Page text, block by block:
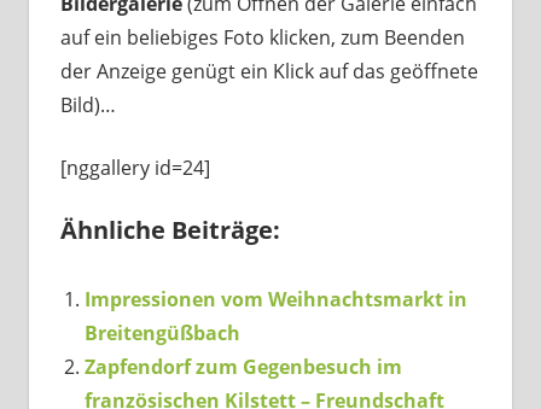
auf ein beliebiges Foto klicken, zum Beenden
der Anzeige genügt ein Klick auf das geöffnete
Bild)…
[nggallery id=24]
Ähnliche Beiträge:
Impressionen vom Weihnachtsmarkt in
Breitengüßbach
Zapfendorf zum Gegenbesuch im
französischen Kilstett – Freundschaft